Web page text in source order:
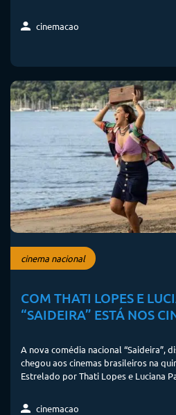
cinemacao
cinema nacional
COM THATI LOPES E
“SAIDEIRA” ESTÁ NOS
A nova comédia nacional “Saideira”,
chegou aos cinemas brasileiros na
Estrelado por Thati Lopes e Luciana
cinemacao